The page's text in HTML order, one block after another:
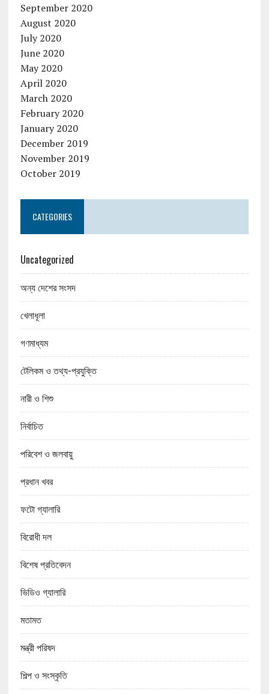
September 2020
August 2020
July 2020
June 2020
May 2020
April 2020
March 2020
February 2020
January 2020
December 2019
November 2019
October 2019
CATEGORIES
Uncategorized
অন্য দেশের সংসদ
খেলাধূলা
গণমাধ্যম
টেলিকম ও তথ্য-প্রযুক্তি
নারী ও শিশু
নির্বাচিত
পরিবেশ ও জলবায়ু
প্রধান খবর
ফটো গ্যালারি
বিরোধী দল
বিশেষ প্রতিবেদন
ভিডিও গ্যালারি
মতামত
মন্ত্রী পরিষদ
শিল্প ও সংস্কৃতি